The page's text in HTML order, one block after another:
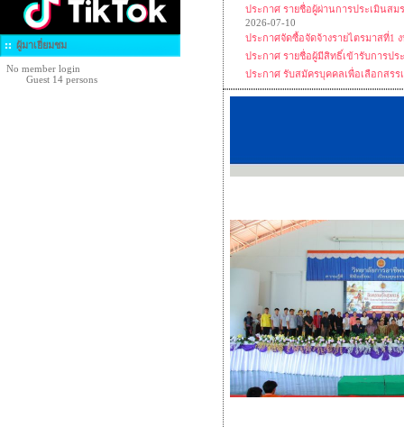
ผู้มาเยี่ยมชม
No member login
Guest 14 persons
ประกาศ รายชื่อผู้ผ่านการประเมินส
2026-07-10
ประกาศจัดซื้อจัดจ้างรายไตรมาสที่1
ประกาศ รายชื่อผู้มีสิทธิ์เข้ารับการป
ประกาศ รับสมัครบุคคลเพื่อเลือกสร